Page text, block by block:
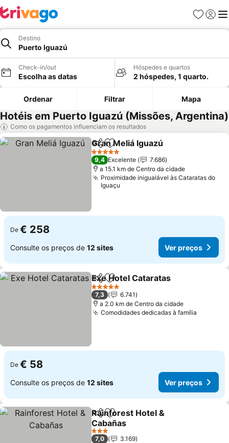
Favoritos
Iniciar
Destino
Puerto Iguazú
Check-in/out
Escolha as datas
Hóspedes e quartos
2 hóspedes, 1 quarto.
Ordenar Filtrar Mapa
Hotéis em Puerto Iguazú (Missões, Argentina)
Como os pagamentos influenciam os resultados
PartilharAdicionar aos favoritos
Gran Meliá Iguazú
5 Estrelas
9,4 Excelente
7.686
a 15.1 km de Centro da cidade
Proximidade inigualável às Cataratas do
Iguaçu
De € 258
Consulte os preços de 12 sites Ver preços
PartilharAdicionar aos favoritos
Exe Hotel Cataratas
5 Estrelas
7,3
6.741
a 2.0 km de Centro da cidade
Comodidades dedicadas à família
De € 58
Consulte os preços de 12 sites Ver preços
PartilharAdicionar aos favoritos
Rainforest Hotel &
Cabañas
Ver preços
3 Estrelas
7,0
3.169